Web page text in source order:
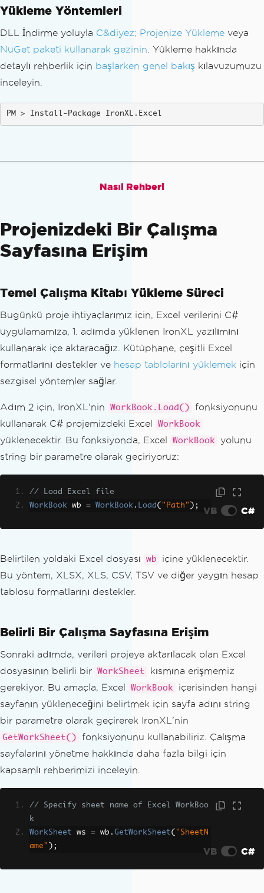
Yükleme Yöntemleri
DLL İndirme yoluyla C&diyez; Projenize Yükleme veya
NuGet paketi kullanarak gezinin . Yükleme hakkında
detaylı rehberlik için başlarken genel bakış kılavuzumuzu
inceleyin.
Install-Package IronXL.Excel
Nasıl Rehberi
Projenizdeki Bir Çalışma
Sayfasına Erişim
Temel Çalışma Kitabı Yükleme Süreci
Bugünkü proje ihtiyaçlarımız için, Excel verilerini C#
uygulamamıza, 1. adımda yüklenen IronXL yazılımını
kullanarak içe aktaracağız. Kütüphane, çeşitli Excel
formatlarını destekler ve hesap tablolarını yüklemek için
sezgisel yöntemler sağlar.
Adım 2 için, IronXL'nin WorkBook.Load()
fonksiyonunu
kullanarak C# projemizdeki Excel
WorkBook
yüklenecektir. Bu fonksiyonda, Excel WorkBook
yolunu
string bir parametre olarak geçiriyoruz:
// Load Excel file
WorkBook wb = WorkBook . Load ( "Path" ); VB C#
Belirtilen yoldaki Excel dosyası wb
içine yüklenecektir.
Bu yöntem, XLSX, XLS, CSV, TSV ve diğer yaygın hesap
tablosu formatlarını destekler.
Belirli Bir Çalışma Sayfasına Erişim
Sonraki adımda, verileri projeye aktarılacak olan Excel
dosyasının belirli bir WorkSheet
kısmına erişmemiz
gerekiyor. Bu amaçla, Excel
WorkBook
içerisinden hangi
sayfanın yükleneceğini belirtmek için sayfa adını string
bir parametre olarak geçirerek IronXL'nin
GetWorkSheet()
fonksiyonunu kullanabiliriz. Çalışma
sayfalarını yönetme hakkında daha fazla bilgi için
kapsamlı rehberimizi inceleyin.
// Specify sheet name of Excel WorkBoo
k
WorkSheet ws = wb . GetWorkSheet( "SheetN
ame" ); VB C#